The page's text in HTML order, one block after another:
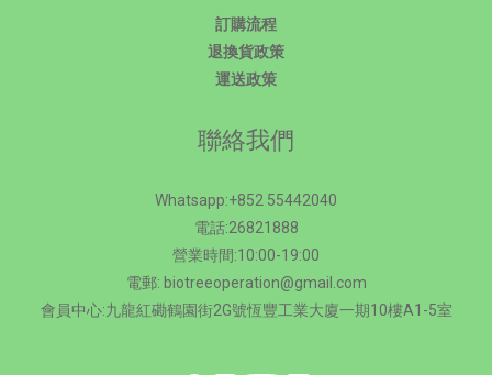
訂購流程
退換貨政策
運送政策
聯絡我們
Whatsapp:+852 55442040
電話:26821888
營業時間:10:00-19:00
電郵: biotreeoperation@gmail.com
會員中心:九龍紅磡鶴園街2G號恆豐工業大廈一期10樓A1-5室